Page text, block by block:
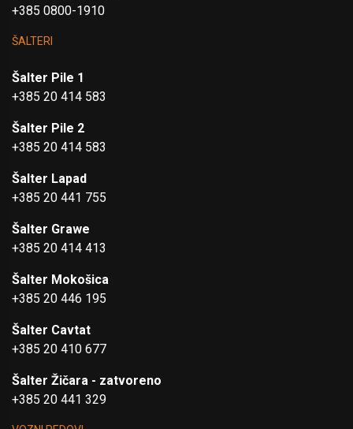
+385 0800-1910
ŠALTERI
Šalter Pile 1
+385 20 414 583
Šalter Pile 2
+385 20 414 583
Šalter Lapad
+385 20 441 755
Šalter Grawe
+385 20 414 413
Šalter Mokošica
+385 20 446 195
Šalter Cavtat
+385 20 410 677
Šalter Žičara - zatvoreno
+385 20 441 329